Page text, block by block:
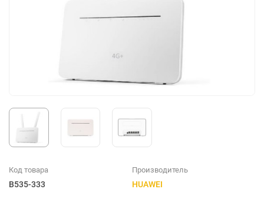
Код товара
B535-333
Производитель
HUAWEI